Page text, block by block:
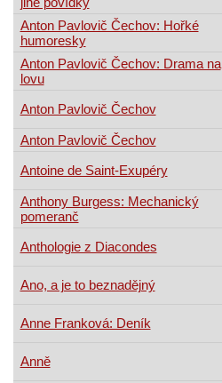
Anton Pavlovič Čechov: Hořké
humoresky
Anton Pavlovič Čechov: Drama na
lovu
Anton Pavlovič Čechov
Anton Pavlovič Čechov
Antoine de Saint-Exupéry
Anthony Burgess: Mechanický
pomeranč
Anthologie z Diacondes
Ano, a je to beznadějný
Anne Franková: Deník
Anně